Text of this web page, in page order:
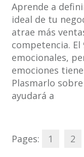
Aprende a
ideal de tu
atrae más
competencia. El
emocionales,
emociones
Plasmarlo
ayudará a
Pages: 1 2